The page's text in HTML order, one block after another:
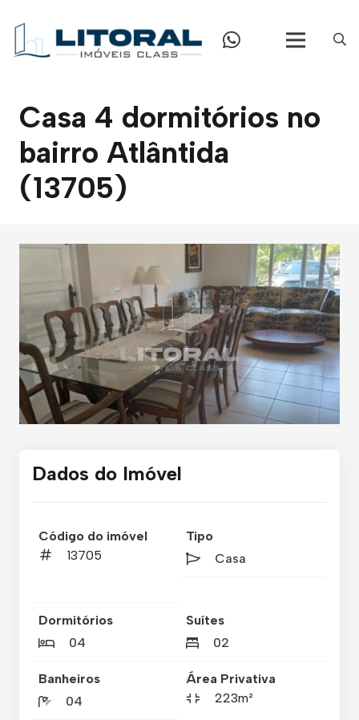
Casa 4 dormitórios no
bairro Atlântida
(13705)
Dados do Imóvel
Código do imóvel
13705
Tipo
Casa
Dormitórios
04
Suítes
02
Banheiros
04
Área Privativa
223m²